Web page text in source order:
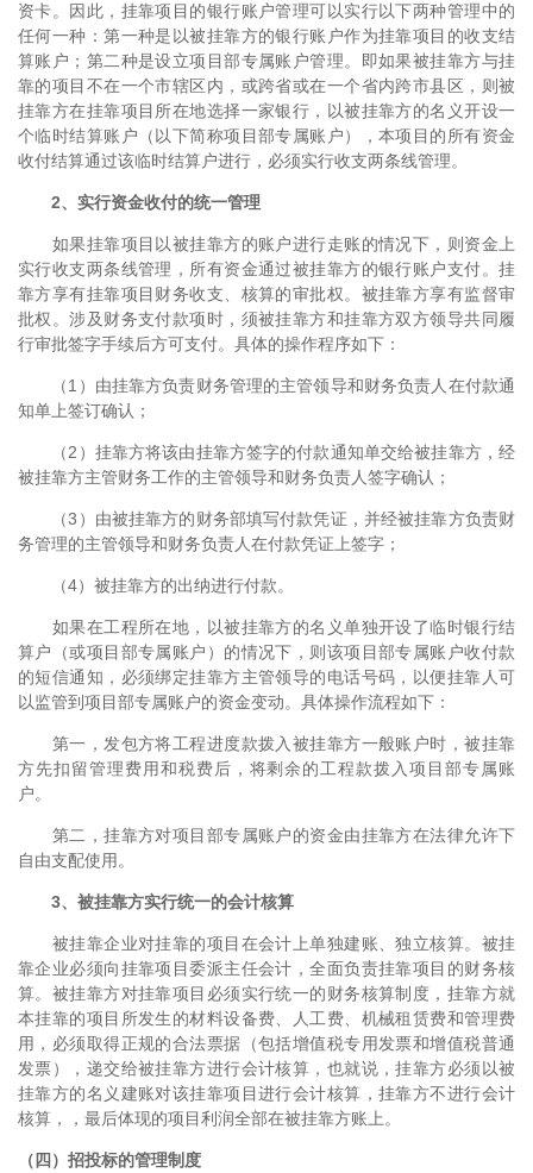
资卡。因此，挂靠项目的银行账户管理可以实行以下两种管理中的
任何一种：第一种是以被挂靠方的银行账户作为挂靠项目的收支结
算账户；第二种是设立项目部专属账户管理。即如果被挂靠方与挂
靠的项目不在一个市辖区内，或跨省或在一个省内跨市县区，则被
挂靠方在挂靠项目所在地选择一家银行，以被挂靠方的名义开设一
个临时结算账户（以下简称项目部专属账户），本项目的所有资金
收付结算通过该临时结算户进行，必须实行收支两条线管理。
2、实行资金收付的统一管理
如果挂靠项目以被挂靠方的账户进行走账的情况下，则资金上
实行收支两条线管理，所有资金通过被挂靠方的银行账户支付。挂
靠方享有挂靠项目财务收支、核算的审批权。被挂靠方享有监督审
批权。涉及财务支付款项时，须被挂靠方和挂靠方双方领导共同履
行审批签字手续后方可支付。具体的操作程序如下：
（1）由挂靠方负责财务管理的主管领导和财务负责人在付款通
知单上签订确认；
（2）挂靠方将该由挂靠方签字的付款通知单交给被挂靠方，经
被挂靠方主管财务工作的主管领导和财务负责人签字确认；
（3）由被挂靠方的财务部填写付款凭证，并经被挂靠方负责财
务管理的主管领导和财务负责人在付款凭证上签字；
（4）被挂靠方的出纳进行付款。
如果在工程所在地，以被挂靠方的名义单独开设了临时银行结
算户（或项目部专属账户）的情况下，则该项目部专属账户收付款
的短信通知，必须绑定挂靠方主管领导的电话号码，以便挂靠人可
以监管到项目部专属账户的资金变动。具体操作流程如下：
第一，发包方将工程进度款拨入被挂靠方一般账户时，被挂靠
方先扣留管理费用和税费后，将剩余的工程款拨入项目部专属账
户。
第二，挂靠方对项目部专属账户的资金由挂靠方在法律允许下
自由支配使用。
3、被挂靠方实行统一的会计核算
被挂靠企业对挂靠的项目在会计上单独建账、独立核算。被挂
靠企业必须向挂靠项目委派主任会计，全面负责挂靠项目的财务核
算。被挂靠方对挂靠项目必须实行统一的财务核算制度，挂靠方就
本挂靠的项目所发生的材料设备费、人工费、机械租赁费和管理费
用，必须取得正规的合法票据（包括增值税专用发票和增值税普通
发票），递交给被挂靠方进行会计核算，也就说，挂靠方必须以被
挂靠方的名义建账对该挂靠项目进行会计核算，挂靠方不进行会计
核算，，最后体现的项目利润全部在被挂靠方账上。
（四）招投标的管理制度